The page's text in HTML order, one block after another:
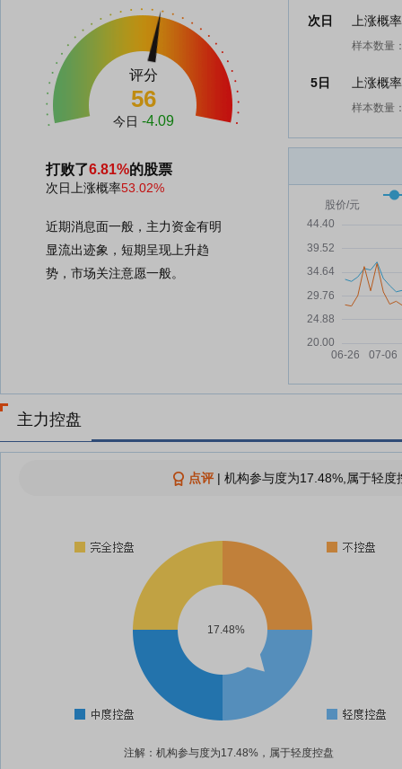
评分
56
今日 -4.09
打败了6.81%的股票
次日上涨概率53.02%
近期消息面一般，主力资金有明
显流出迹象，短期呈现上升趋
势，市场关注意愿一般。
次日 上涨概
样本数量
5日 上涨概
样本数量
主力控盘
点评| 机构参与度为17.48%,属于轻
17.48%
注解：机构参与度为17.48%，属于轻度控盘